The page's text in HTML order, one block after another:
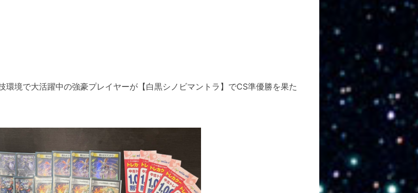
環境で大活躍中の強豪プレイヤーが【白黒シノビマントラ】でCS準優勝を果た